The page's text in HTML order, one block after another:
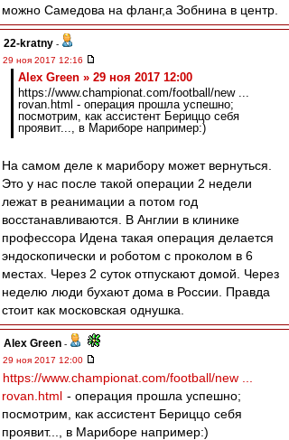
можно Самедова на фланг,а Зобнина в центр.
22-kratny -
29 ноя 2017 12:16
Alex Green » 29 ноя 2017 12:00
https://www.championat.com/football/new ...
rovan.html - операция прошла успешно;
посмотрим, как ассистент Бериццо себя
проявит..., в Мариборе например:)
На самом деле к марибору может вернуться.
Это у нас после такой операции 2 недели
лежат в реанимации а потом год
восстанавливаются. В Англии в клинике
профессора Идена такая операция делается
эндоскопически и роботом с проколом в 6
местах. Через 2 суток отпускают домой. Через
неделю люди бухают дома в России. Правда
стоит как московская однушка.
Alex Green -
29 ноя 2017 12:00
https://www.championat.com/football/new ...
rovan.html - операция прошла успешно;
посмотрим, как ассистент Бериццо себя
проявит..., в Мариборе например:)